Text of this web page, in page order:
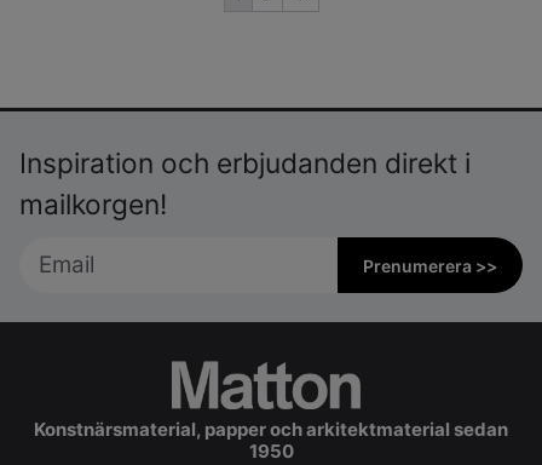
Inspiration och erbjudanden direkt i
mailkorgen!
Prenumerera >>
Konstnärsmaterial, papper och arkitektmaterial sedan
1950